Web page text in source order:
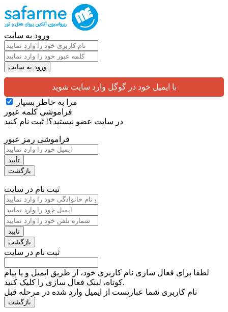
ورود به سایت
با ایمیل خود در گوگل وارد سایت شوید
مرا به خاطر بسپار
فراموشی کلمه عبور
در سایت عضو نیستید؟! ثبت نام کنید
فراموشی رمز عبور
ثبت نام در سایت
ثبت نام در سایت
لطفا برای فعال سازی نام کاربری خود، از طریق ایمیل و یا پیام
کوتاه، لینک فعال سازی را کلیک کنید.
نام کاربری شما عبارتست از ایمیل وارد شده در مرحله قبل